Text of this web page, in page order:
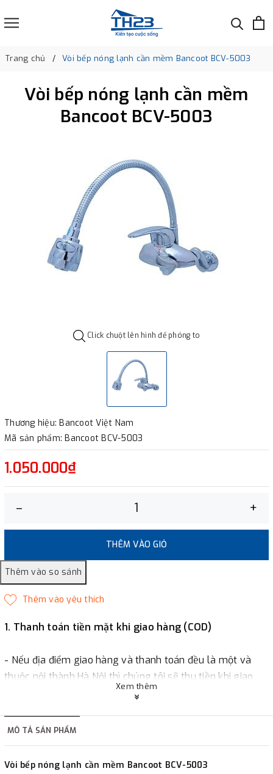
Trang chủ Vòi bếp nóng lạnh cần mềm Bancoot BCV-5003
Vòi bếp nóng lạnh cần mềm
Bancoot BCV-5003
Click chuột lên hình để phóng to
Thương hiệu: Bancoot Việt Nam
Mã sản phẩm: Bancoot BCV-5003
1.050.000₫
– +
THÊM VÀO GIỎ
1. Thanh toán tiền mặt khi giao hàng (COD)
- Nếu địa điểm giao hàng và thanh toán đều là một và
thuộc nội thành Hà Nội thì chúng tôi sẽ thu tiền khi giao
hàng hoặc khách hàng đặt tiền trước một phần giá trị đơn
2. Thanh toán trực tiếp tại :
Xem thêm
MÔ TẢ SẢN PHẨM
Vòi bếp nóng lạnh cần mềm Bancoot BCV-5003